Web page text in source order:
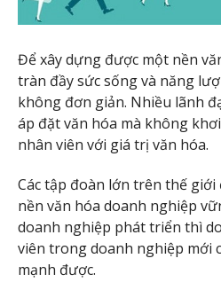
Để xây dựng được một nền
tràn đầy sức sống và năng
không đơn giản. Nhiều lãnh
áp đặt văn hóa mà không
nhân viên với giá trị văn hóa.
Các tập đoàn lớn trên thế
nền văn hóa doanh nghiệp
doanh nghiệp phát triển thì
viên trong doanh nghiệp mới
mạnh được.